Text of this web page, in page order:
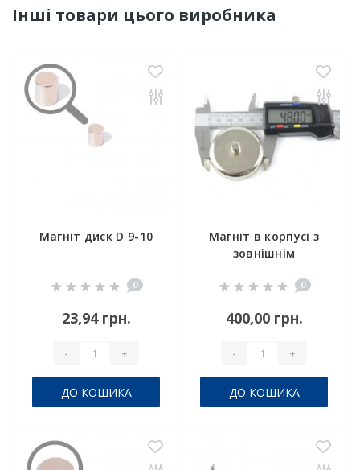
Інші товари цього виробника
Магніт диск D 9-10
0
23,94 грн.
- +
ДО КОШИКА
Магніт в корпусі з
зовнішнім
0
400,00 грн.
- +
ДО КОШИКА